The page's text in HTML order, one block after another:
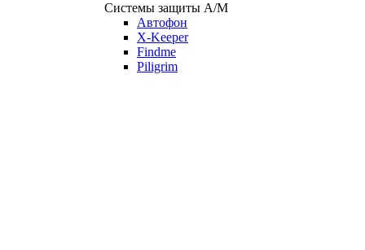
Системы защиты А/М
Автофон
X-Keeper
Findme
Piligrim